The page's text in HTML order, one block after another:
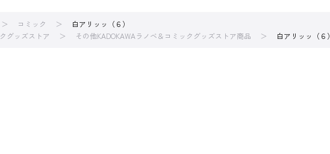
コミック
白アリッッ（６）
グッズストア その他KADOKAWAラノベ＆コミックグッズストア商品 白アリッッ（６）